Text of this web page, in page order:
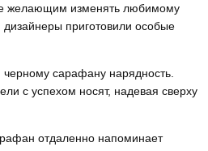
желающим изменять любимому
дизайнеры приготовили особые
сарафану нарядность.
с успехом носят, надевая сверху
отдаленно напоминает